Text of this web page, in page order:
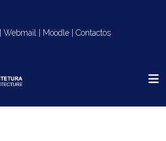
Webmail Moodle Contactos